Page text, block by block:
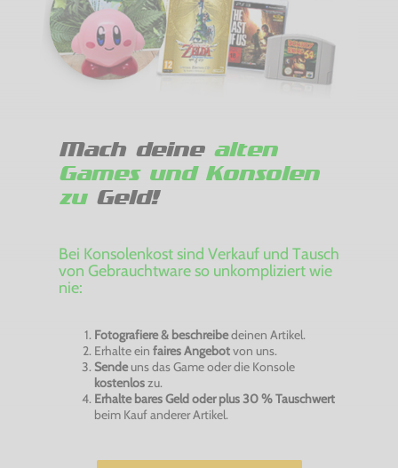
Mach deine alten
Games und Konsolen
zuGeld!
Bei Konsolenkost sind Verkauf und Tausch
von Gebrauchtware so unkompliziert wie
nie:
Fotografiere & beschreibedeinen Artikel.
Erhalte ein faires Angebotvon uns.
Sendeuns das Game oder die Konsole
kostenloszu.
Erhalte bares Geld oder plus 30 % Tauschwert
beim Kauf anderer Artikel.